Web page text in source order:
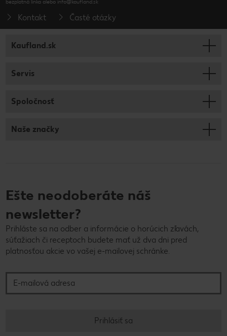
bezplatná linka alebo info@kaufland.sk
Kontakt Časté otázky
Kaufland.sk
Servis
Spoločnosť
Naše značky
Ešte neodoberáte náš
newsletter?
Prihláste sa na odber a informácie o horúcich zľavách,
súťažiach či receptoch budete mať už dva dni pred
platnosťou akcie vo vašej e-mailovej schránke.
Prihlásiť sa